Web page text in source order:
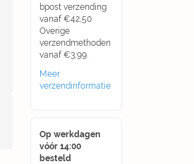
bpost verzending
vanaf €42,50
Overige
verzendmethoden
vanaf €3,99.
Meer
verzendinformatie
Op werkdagen
vóór 14:00
besteld